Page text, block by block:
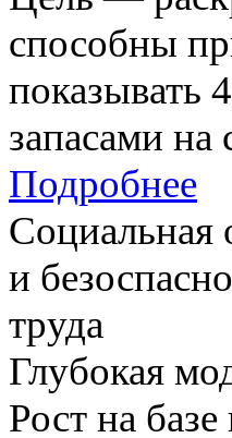
способны
показывать
запасами на
Подробнее
Социальная
и
труда
Глубокая
Рост на